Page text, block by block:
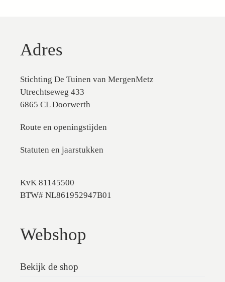
Adres
Stichting De Tuinen van MergenMetz
Utrechtseweg 433
6865 CL Doorwerth
Route en openingstijden
Statuten en jaarstukken
KvK 81145500
BTW# NL861952947B01
Webshop
Bekijk de shop